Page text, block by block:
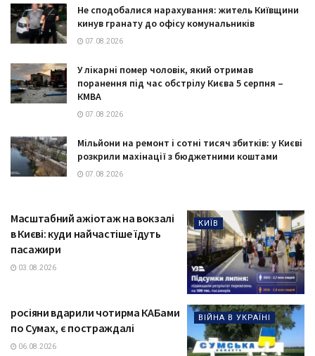
Не сподобалися нарахування: житель Київщини
кинув гранату до офісу комунальників
07.08.2026
У лікарні помер чоловік, який отримав
поранення під час обстрілу Києва 5 серпня –
КМВА
07.08.2026
Мільйони на ремонт і сотні тисяч збитків: у Києві
розкрили махінації з бюджетними коштами
07.08.2026
КИЇВ
Масштабний ажіотаж на вокзалі
в Києві: куди найчастіше їдуть
пасажири
03.08.2026
ВІЙНА В УКРАЇНІ
росіяни вдарили чотирма КАБами
по Сумах, є постраждалі
06.08.2026